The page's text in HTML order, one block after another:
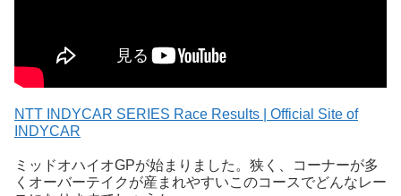
NTT INDYCAR SERIES Race Results | Official Site of
INDYCAR
ミッドオハイオGPが始まりました。狭く、コーナーが多
くオーバーテイクが産まれやすいこのコースでどんなレー